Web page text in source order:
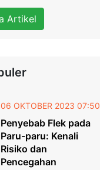
Artikel
06 OKTOBER 2023 07:50
Penyebab Flek pada
Paru-paru: Kenali
Risiko dan
Pencegahan